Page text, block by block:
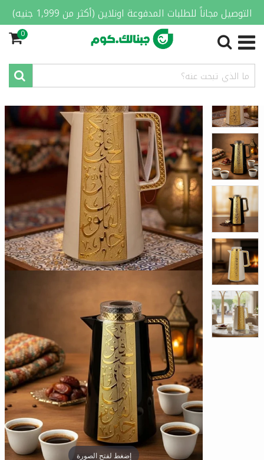
التوصيل مجاناً للطلبات المدفوعة اونلاين (أكثر من 1,999 جنيه)
0
الصفحة الرئيسية/المنزل والمطبخ
إضغط لفتح الصورة